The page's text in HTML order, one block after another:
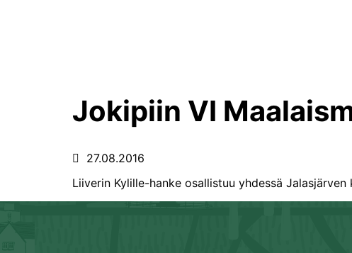
Jokipiin VI
27.08.2016
Liiverin Kylille-hanke osallistuu yhdessä